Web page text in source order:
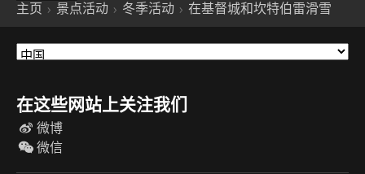
主页
景点活动 冬季活动 在基督城和坎特伯雷滑雪
在这些网站上关注我们
微博
微信